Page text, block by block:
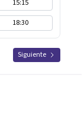
15:15
18:30
Siguiente